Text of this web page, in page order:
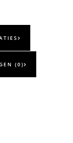
(0)